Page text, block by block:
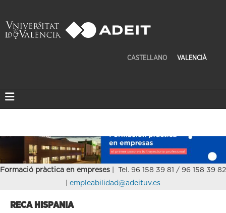
CASTELLANO VALENCIÀ
Formació pràctica en empreses
| Tel. 96 158 39 81 / 96 158 39 82
empleabilidad@adeituv.es
RECA HISPANIA